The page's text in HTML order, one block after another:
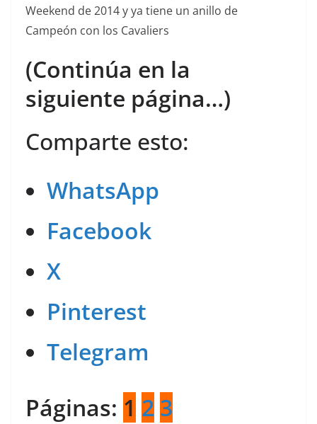
Weekend de 2014 y ya tiene un anillo de
Campeón con los Cavaliers
(Continúa en la
siguiente página…)
Comparte esto:
WhatsApp
Facebook
X
Pinterest
Telegram
Páginas: 1 2 3